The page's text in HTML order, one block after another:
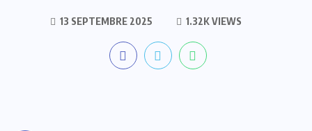
13 SEPTEMBRE 2025 1.32K VIEWS